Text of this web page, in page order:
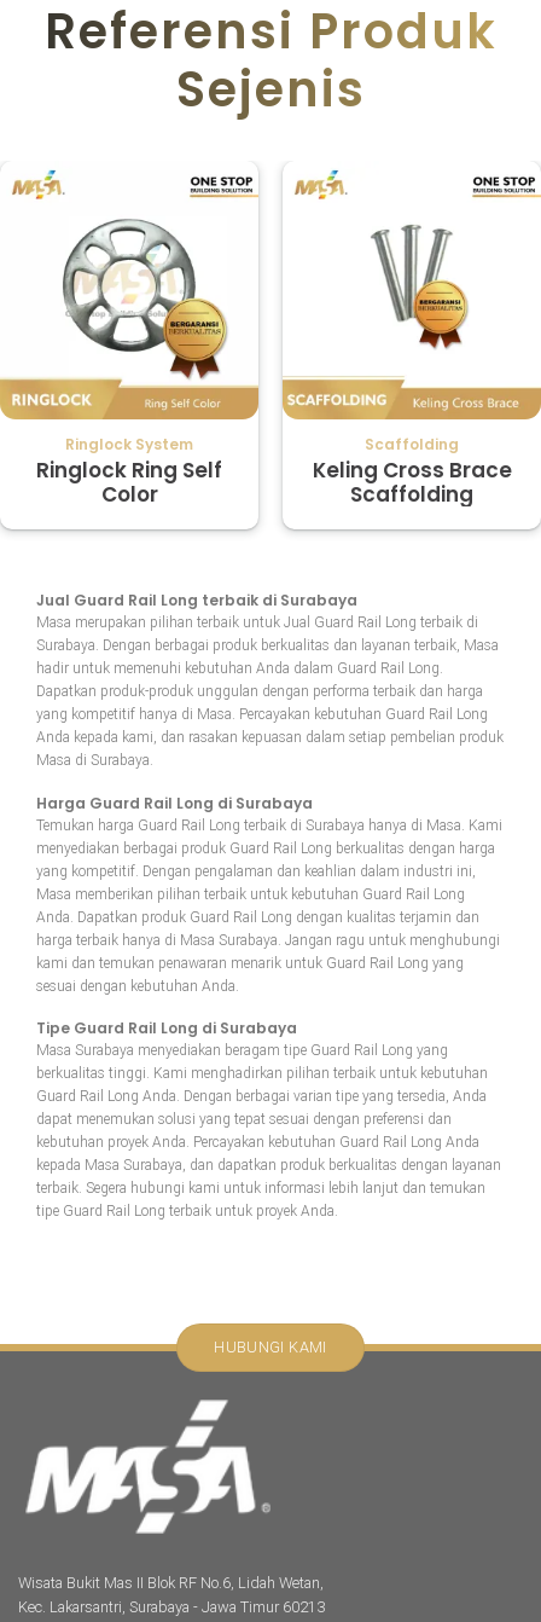
Referensi Produk
Sejenis
Ringlock System
Ringlock Ring Self
Color
Scaffolding
Keling Cross Brace
Scaffolding
Jual Guard Rail Long terbaik di Surabaya
Masa merupakan pilihan terbaik untuk Jual Guard Rail Long terbaik di
Surabaya. Dengan berbagai produk berkualitas dan layanan terbaik, Masa
hadir untuk memenuhi kebutuhan Anda dalam Guard Rail Long.
Dapatkan produk-produk unggulan dengan performa terbaik dan harga
yang kompetitif hanya di Masa. Percayakan kebutuhan Guard Rail Long
Anda kepada kami, dan rasakan kepuasan dalam setiap pembelian produk
Masa di Surabaya.
Harga Guard Rail Long di Surabaya
Temukan harga Guard Rail Long terbaik di Surabaya hanya di Masa. Kami
menyediakan berbagai produk Guard Rail Long berkualitas dengan harga
yang kompetitif. Dengan pengalaman dan keahlian dalam industri ini,
Masa memberikan pilihan terbaik untuk kebutuhan Guard Rail Long
Anda. Dapatkan produk Guard Rail Long dengan kualitas terjamin dan
harga terbaik hanya di Masa Surabaya. Jangan ragu untuk menghubungi
kami dan temukan penawaran menarik untuk Guard Rail Long yang
sesuai dengan kebutuhan Anda.
Tipe Guard Rail Long di Surabaya
Masa Surabaya menyediakan beragam tipe Guard Rail Long yang
berkualitas tinggi. Kami menghadirkan pilihan terbaik untuk kebutuhan
Guard Rail Long Anda. Dengan berbagai varian tipe yang tersedia, Anda
dapat menemukan solusi yang tepat sesuai dengan preferensi dan
kebutuhan proyek Anda. Percayakan kebutuhan Guard Rail Long Anda
kepada Masa Surabaya, dan dapatkan produk berkualitas dengan layanan
terbaik. Segera hubungi kami untuk informasi lebih lanjut dan temukan
tipe Guard Rail Long terbaik untuk proyek Anda.
Wisata Bukit Mas II Blok RF No.6, Lidah Wetan,
Kec. Lakarsantri, Surabaya - Jawa Timur 60213
HUBUNGI KAMI